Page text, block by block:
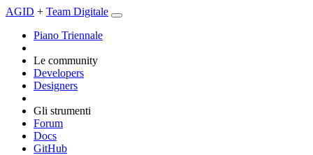
AGID + Team Digitale
Piano Triennale
Le community
Developers
Designers
Gli strumenti
Forum
Docs
GitHub